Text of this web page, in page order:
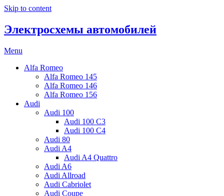
Skip to content
Электросхемы автомобилей
Menu
Alfa Romeo
Alfa Romeo 145
Alfa Romeo 146
Alfa Romeo 156
Audi
Audi 100
Audi 100 C3
Audi 100 C4
Audi 80
Audi A4
Audi A4 Quattro
Audi A6
Audi Allroad
Audi Cabriolet
Audi Coupe